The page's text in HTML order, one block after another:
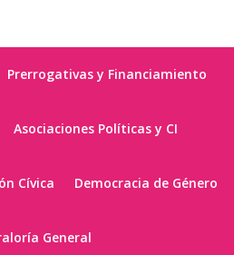
Prerrogativas y Financiamiento
Asociaciones Políticas y CI
Cívica Democracia de Género
General